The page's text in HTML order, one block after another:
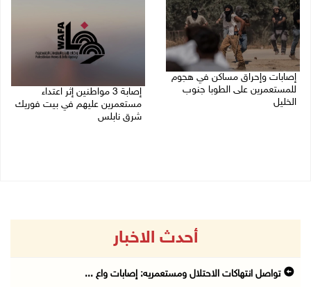
إصابات وإحراق مساكن في هجوم
للمستعمرين على الطوبا جنوب
الخليل
إصابة 3 مواطنين إثر اعتداء
مستعمرين عليهم في بيت فوريك
شرق نابلس
أحدث الاخبار
تواصل انتهاكات الاحتلال ومستعمريه: إصابات واع ...